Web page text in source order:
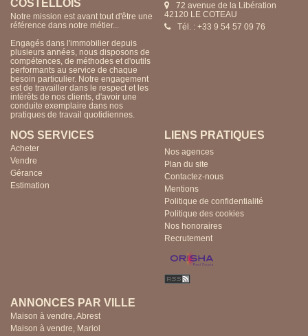
COSTELLOIS
Notre mission est avant tout d'être une
référence dans notre métier...
Engagés dans l'immobilier depuis
plusieurs années, nous disposons de
compétences, de méthodes et d'outils
performants au service de chaque
besoin particulier. Notre engagement
est de travailler dans le respect et les
intérêts de nos clients, d'avoir une
conduite exemplaire dans nos
pratiques de travail quotidiennes.
72 avenue de la Libération
42120 LE COTEAU
Tél. : +33 9 54 57 09 76
CUSSET
Notre mission est avant tout d'être une
référence dans notre métier...
Engagés dans l'immobilier depuis
plusieurs années, nous disposons de
compétences, de méthodes et d'outils
performants au service de chaque
besoin particulier. Notre engagement
est de travailler dans le respect et les
intérêts de nos clients, d'avoir une
conduite exemplaire dans nos
pratiques de travail quotidiennes.
15 rue du Rivage
03200 VICHY
Tél. : +33 4 70 57 85 24
NOS SERVICES
Acheter
Vendre
Gérance
Estimation
LIENS PRATIQUES
Nos agences
Plan du site
Contactez-nous
Mentions
Politique de confidentialité
Politique des cookies
Nos honoraires
Recrutement
ANNONCES PAR VILLE
Maison à vendre, Abrest
Maison à vendre, Mariol